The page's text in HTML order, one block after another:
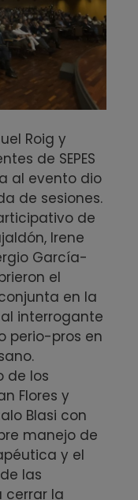
Roig y
de SEPES
al evento dio
de sesiones.
de
Irene
García-
el
en la
interrogante
perio-pros en
de los
Flores y
Blasi con
manejo de
y el
las
cerrar la